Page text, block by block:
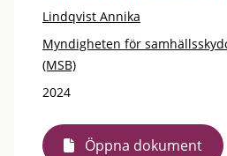
Lindqvist Annika
Myndigheten för
(MSB)
2024
Öppna dokument